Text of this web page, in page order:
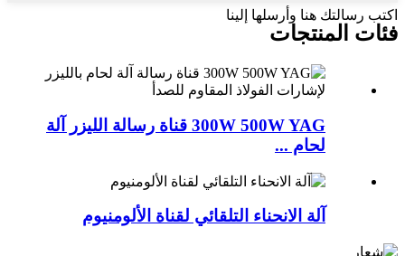
اكتب رسالتك هنا وأرسلها إلينا
فئات المنتجات
300W 500W YAG قناة رسالة الليزر آلة
لحام ...
آلة الانحناء التلقائي لقناة الألومنيوم